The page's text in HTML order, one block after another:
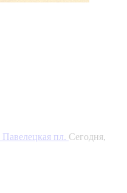
пл. Сегодня,